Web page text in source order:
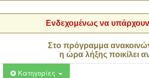
Ενδεχομένως να υπάρχουν
Στο πρόγραμμα
η ώρα λήξης ποικίλει
Κατηγορίες
06:00